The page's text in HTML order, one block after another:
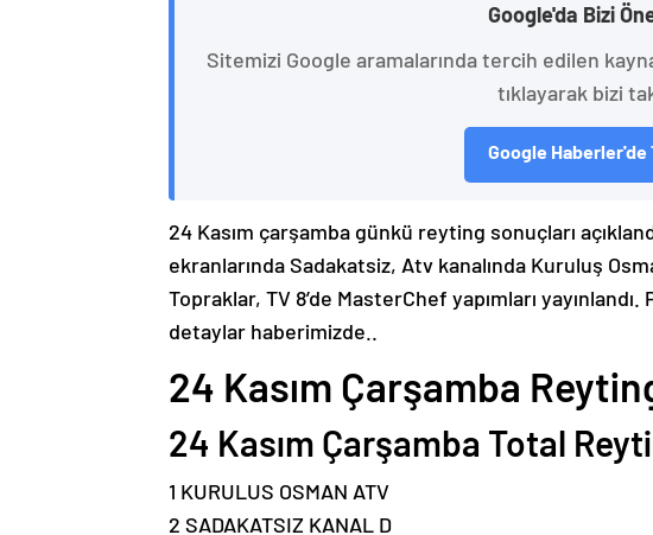
Google'da Bizi
Sitemizi Google aramalarında tercih edilen
tıklayarak bizi
Google Haberler'de
24 Kasım çarşamba günkü reyting sonuçları
ekranlarında Sadakatsiz, Atv kanalında Kuruluş
Topraklar, TV 8’de MasterChef yapımları
detaylar haberimizde..
24 Kasım Çarşamba
24 Kasım Çarşamba Total
1 KURULUS OSMAN ATV
2 SADAKATSIZ KANAL D